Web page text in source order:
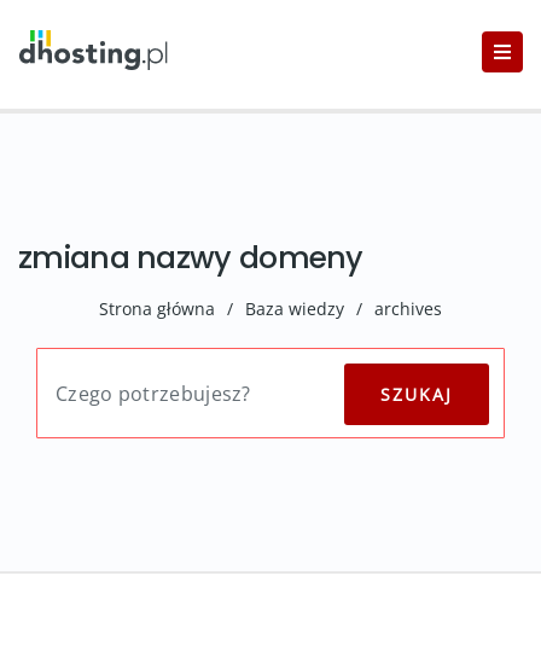
zmiana nazwy domeny
Strona główna / Baza wiedzy / archives